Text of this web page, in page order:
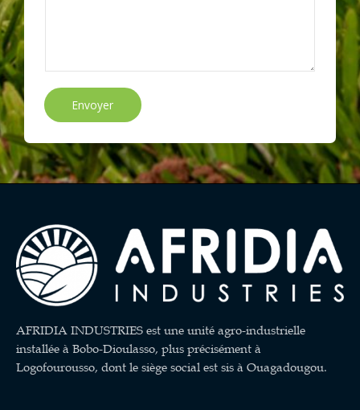
Envoyer
AFRIDIA INDUSTRIES est une unité agro-industrielle
installée à Bobo-Dioulasso, plus précisément à
Logofourousso, dont le siège social est sis à Ouagadougou.